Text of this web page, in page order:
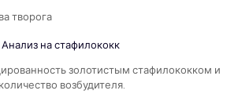
Анализ настафилококк
золотистым стафилококком и
количество возбудителя.